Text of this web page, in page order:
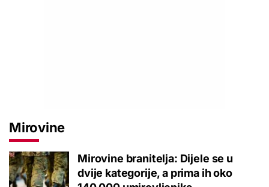
Mirovine
Mirovine branitelja: Dijele se u
dvije kategorije, a prima ih oko